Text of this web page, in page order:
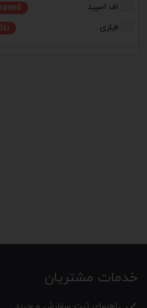
اف اسپید
فیلزی
خدمات مشتریان